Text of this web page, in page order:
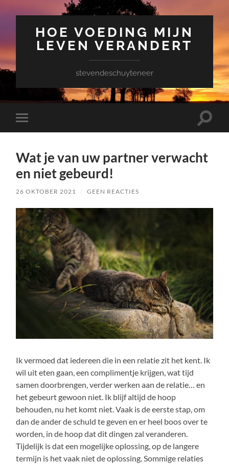
HOE VOEDING MIJN
LEVEN VERANDERT
stevendeschuyteneer
Toggle
mobiel
Toggle
Wat je van uw partner verwacht
en niet gebeurd!
26 OKTOBER 2021 / GEEN REACTIES
Ik vermoed dat iedereen die in een relatie zit het kent. Ik
wil uit eten gaan, een complimentje krijgen, wat tijd
samen doorbrengen, verder werken aan de relatie… en
het gebeurt gewoon niet. Ik blijf altijd de hoop
behouden, nu het komt niet. Vaak is de eerste stap, om
dan de ander de schuld te geven en er heel boos over te
worden, in de hoop dat dit dingen zal veranderen.
Tijdelijk is dat een mogelijke oplossing, op de langere
termijn is het vaak niet de oplossing. Sommige relaties